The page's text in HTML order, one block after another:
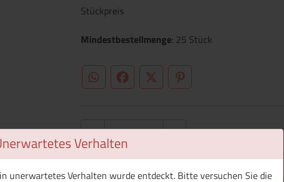
Verhalten
unerwartetes Verhalten wurde entdeckt. Bitte versuchen Sie die
Stückpreis
Mindestbestellmenge: 25 Stück
WhatsAppFacebookTwitterPinterest